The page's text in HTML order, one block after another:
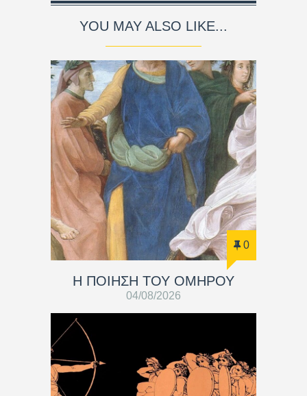
YOU MAY ALSO LIKE...
0
Η ΠΟΙΗΣΗ ΤΟΥ ΟΜΗΡΟΥ
04/08/2026